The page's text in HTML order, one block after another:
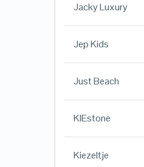
Jacky Luxury
Jep Kids
Just Beach
KIEstone
Kiezeltje